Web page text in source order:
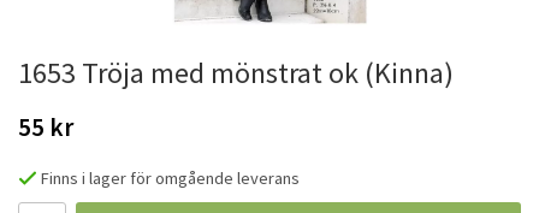
1653 Tröja med mönstrat ok (Kinna)
55 kr
Finns i lager för omgående leverans